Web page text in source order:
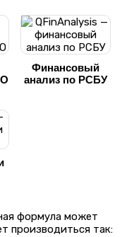
Финансовый
анализ по РСБУ
формула может
производиться так: